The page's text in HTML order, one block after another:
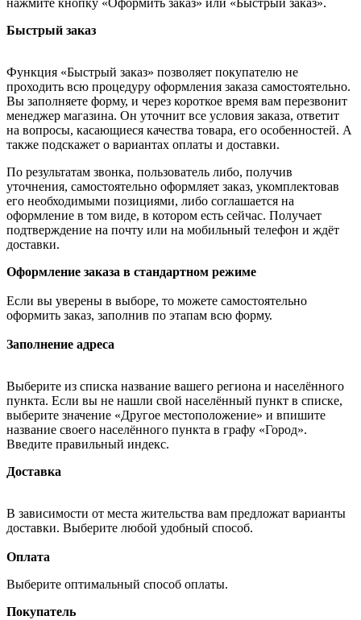
нажмите кнопку «Оформить заказ» или «Быстрый заказ».
Быстрый заказ
Функция «Быстрый заказ» позволяет покупателю не
проходить всю процедуру оформления заказа самостоятельно.
Вы заполняете форму, и через короткое время вам перезвонит
менеджер магазина. Он уточнит все условия заказа, ответит
на вопросы, касающиеся качества товара, его особенностей. А
также подскажет о вариантах оплаты и доставки.
По результатам звонка, пользователь либо, получив
уточнения, самостоятельно оформляет заказ, укомплектовав
его необходимыми позициями, либо соглашается на
оформление в том виде, в котором есть сейчас. Получает
подтверждение на почту или на мобильный телефон и ждёт
доставки.
Оформление заказа в стандартном режиме
Если вы уверены в выборе, то можете самостоятельно
оформить заказ, заполнив по этапам всю форму.
Заполнение адреса
Выберите из списка название вашего региона и населённого
пункта. Если вы не нашли свой населённый пункт в списке,
выберите значение «Другое местоположение» и впишите
название своего населённого пункта в графу «Город».
Введите правильный индекс.
Доставка
В зависимости от места жительства вам предложат варианты
доставки. Выберите любой удобный способ.
Оплата
Выберите оптимальный способ оплаты.
Покупатель